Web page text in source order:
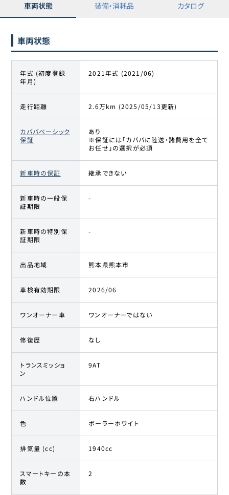
車両状態 装備・消耗品 カタログ
車両状態
年式 (初度登録
年月)
2021年式 (2021/06)
走行距離 2.6万km (2025/05/13更新)
カババベーシック
保証
あり
※保証には「カババに陸送・諸費用を全て
お任せ」の選択が必須
新車時の保証 継承できない
新車時の一般保
証期限
-
新車時の特別保
証期限
-
出品地域 熊本県熊本市
車検有効期限 2026/06
ワンオーナー車 ワンオーナーではない
修復歴 なし
トランスミッショ
ン
9AT
ハンドル位置 右ハンドル
色 ポーラーホワイト
排気量 (cc) 1940cc
スマートキーの本
数
2